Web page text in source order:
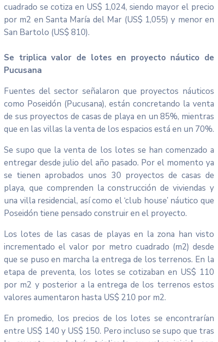
cuadrado se cotiza en US$ 1,024, siendo mayor el precio
por m2 en Santa María del Mar (US$ 1,055) y menor en
San Bartolo (US$ 810).
Se triplica valor de lotes en proyecto náutico de
Pucusana
Fuentes del sector señalaron que proyectos náuticos
como Poseidón (Pucusana), están concretando la venta
de sus proyectos de casas de playa en un 85%, mientras
que en las villas la venta de los espacios está en un 70%.
Se supo que la venta de los lotes se han comenzado a
entregar desde julio del año pasado. Por el momento ya
se tienen aprobados unos 30 proyectos de casas de
playa, que comprenden la construcción de viviendas y
una villa residencial, así como el ‘club house’ náutico que
Poseidón tiene pensado construir en el proyecto.
Los lotes de las casas de playas en la zona han visto
incrementado el valor por metro cuadrado (m2) desde
que se puso en marcha la entrega de los terrenos. En la
etapa de preventa, los lotes se cotizaban en US$ 110
por m2 y posterior a la entrega de los terrenos estos
valores aumentaron hasta US$ 210 por m2.
En promedio, los precios de los lotes se encontrarían
entre US$ 140 y US$ 150. Pero incluso se supo que tras